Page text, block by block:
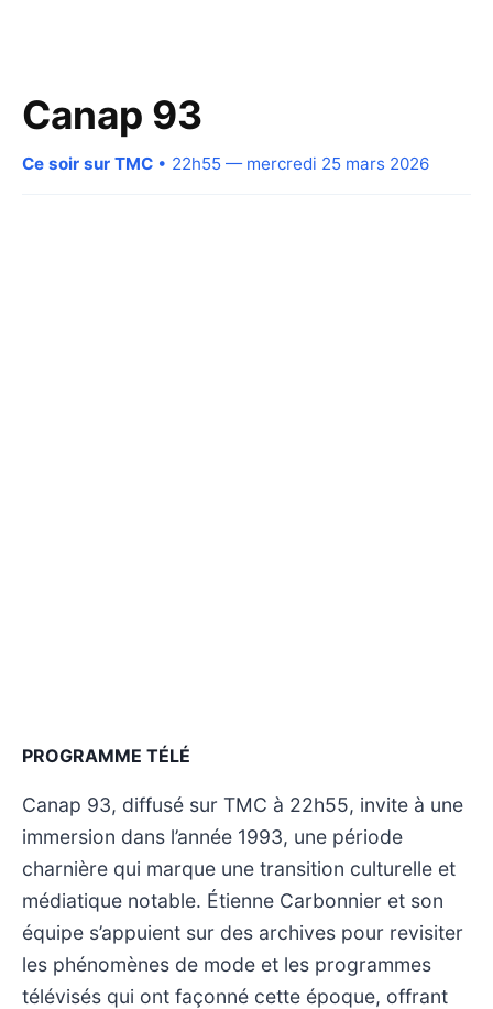
Canap 93
Ce soir sur TMC • 22h55 — mercredi 25 mars 2026
PROGRAMME TÉLÉ
Canap 93, diffusé sur TMC à 22h55, invite à une
immersion dans l’année 1993, une période
charnière qui marque une transition culturelle et
médiatique notable. Étienne Carbonnier et son
équipe s’appuient sur des archives pour revisiter
les phénomènes de mode et les programmes
télévisés qui ont façonné cette époque, offrant